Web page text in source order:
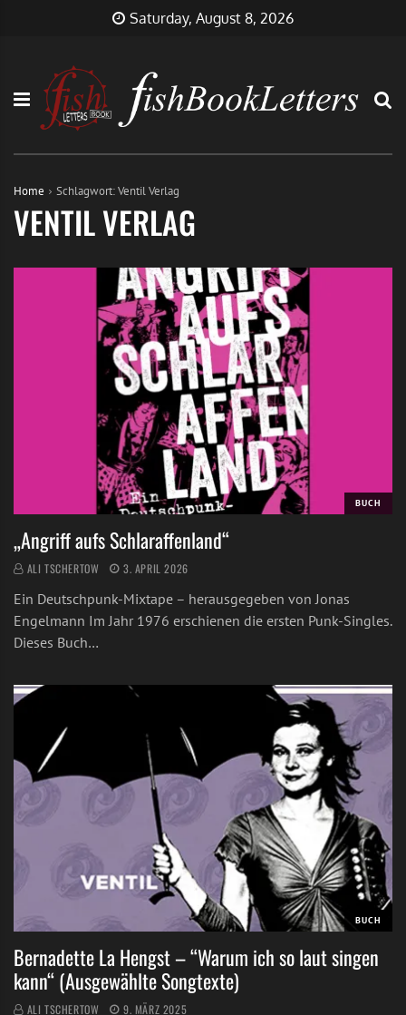
Saturday, August 8, 2026
Home Schlagwort:Ventil Verlag
VENTIL VERLAG
BUCH
„Angriff aufs Schlaraffenland“
ALI TSCHERTOW 3. APRIL 2026
Ein Deutschpunk-Mixtape – herausgegeben von Jonas
Engelmann Im Jahr 1976 erschienen die ersten Punk-Singles.
Dieses Buch…
BUCH
Bernadette La Hengst – “Warum ich so laut singen
kann“ (Ausgewählte Songtexte)
ALI TSCHERTOW 9. MÄRZ 2025